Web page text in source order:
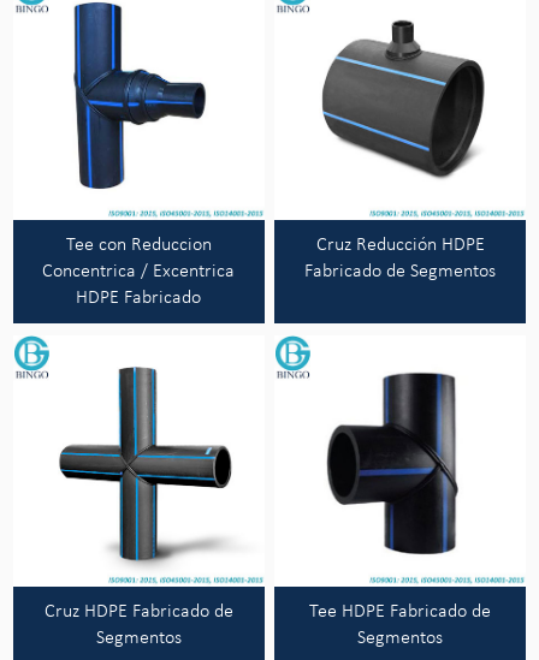
Tee con Reduccion
Concentrica / Excentrica
HDPE Fabricado
Cruz Reducción HDPE
Fabricado de Segmentos
Cruz HDPE Fabricado de
Segmentos
Tee HDPE Fabricado de
Segmentos